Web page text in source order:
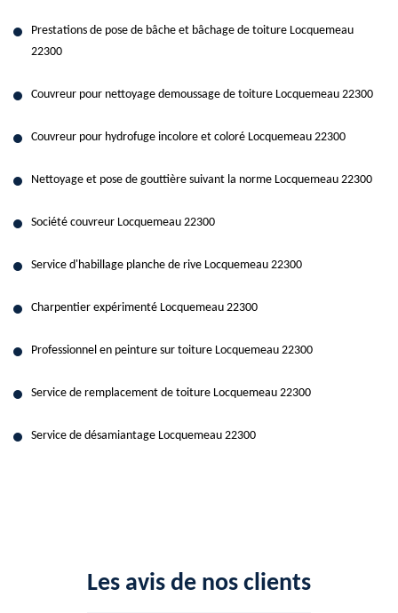
Prestations de pose de bâche et bâchage de toiture Locquemeau
22300
Couvreur pour nettoyage demoussage de toiture Locquemeau 22300
Couvreur pour hydrofuge incolore et coloré Locquemeau 22300
Nettoyage et pose de gouttière suivant la norme Locquemeau 22300
Société couvreur Locquemeau 22300
Service d'habillage planche de rive Locquemeau 22300
Charpentier expérimenté Locquemeau 22300
Professionnel en peinture sur toiture Locquemeau 22300
Service de remplacement de toiture Locquemeau 22300
Service de désamiantage Locquemeau 22300
Les avis de nos clients